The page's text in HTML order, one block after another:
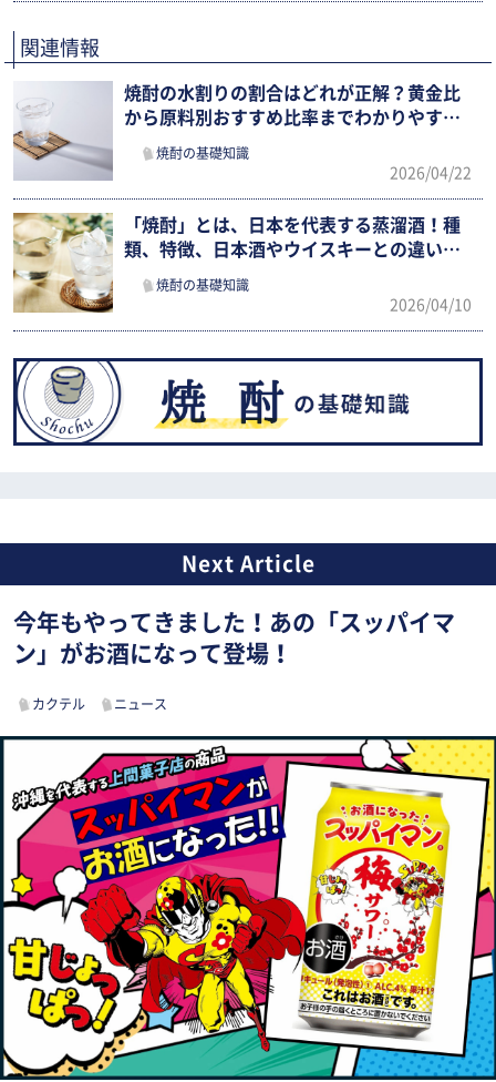
関連情報
焼酎の水割りの割合はどれが正解？黄金比
から原料別おすすめ比率までわかりやすく
解説
焼酎の基礎知識
2026/04/22
「焼酎」とは、日本を代表する蒸溜酒！種
類、特徴、日本酒やウイスキーとの違いま
でわかりやすく紹介
焼酎の基礎知識
2026/04/10
今年もやってきました！あの「スッパイマ
ン」がお酒になって登場！
カクテル ニュース